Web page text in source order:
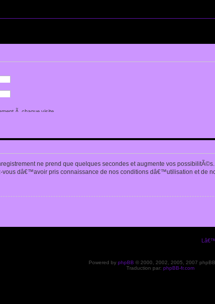
Ã chaque visite
cette session
ne prend que quelques secondes et augmente vos
dâ€™avoir pris connaissance de nos conditions dâ€™utilisation et de
Powered by phpBB © 2000, 2002, 2005, 2007
Traduction par: phpBB-fr.com